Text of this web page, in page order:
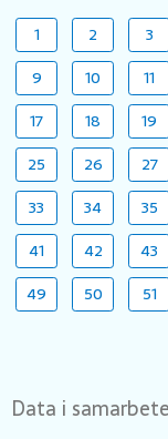
1 2 3
9
10 11
17
18 19
25
26 27
33
34 35
41
42 43
49
50 51
Data i